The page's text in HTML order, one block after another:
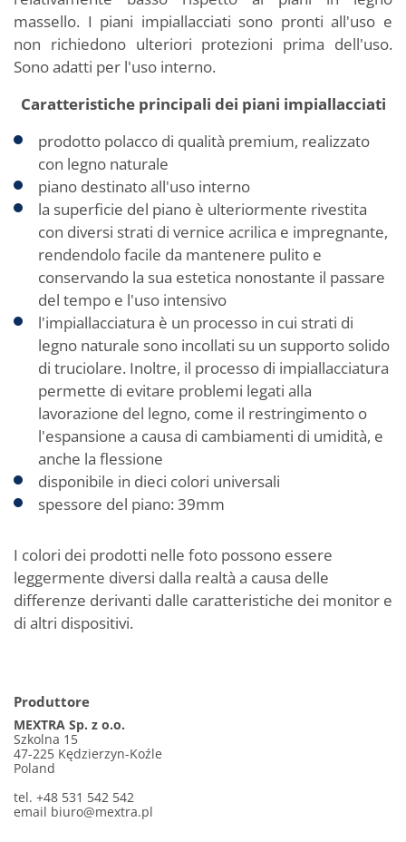
massello. I piani impiallacciati sono pronti all'uso e
non richiedono ulteriori protezioni prima dell'uso.
Sono adatti per l'uso interno.
Caratteristiche principali dei piani impiallacciati
prodotto polacco di qualità premium, realizzato
con legno naturale
piano destinato all'uso interno
la superficie del piano è ulteriormente rivestita
con diversi strati di vernice acrilica e impregnante,
rendendolo facile da mantenere pulito e
conservando la sua estetica nonostante il passare
del tempo e l'uso intensivo
l'impiallacciatura è un processo in cui strati di
legno naturale sono incollati su un supporto solido
di truciolare. Inoltre, il processo di impiallacciatura
permette di evitare problemi legati alla
lavorazione del legno, come il restringimento o
l'espansione a causa di cambiamenti di umidità, e
anche la flessione
disponibile in dieci colori universali
spessore del piano: 39mm
I colori dei prodotti nelle foto possono essere
leggermente diversi dalla realtà a causa delle
differenze derivanti dalle caratteristiche dei monitor e
di altri dispositivi.
Produttore
MEXTRA Sp. z o.o.
Szkolna 15
47-225 Kędzierzyn-Koźle
Poland
tel. +48 531 542 542
email biuro@mextra.pl